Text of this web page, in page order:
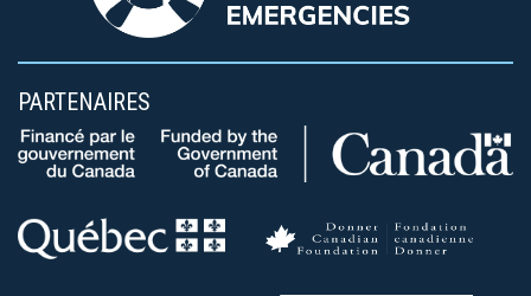
PARTENAIRES